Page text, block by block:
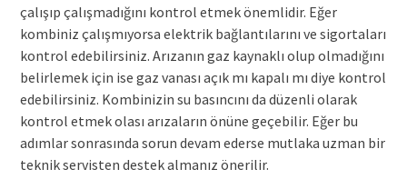
çalışıp çalışmadığını kontrol etmek önemlidir. Eğer
kombiniz çalışmıyorsa elektrik bağlantılarını ve sigortaları
kontrol edebilirsiniz. Arızanın gaz kaynaklı olup olmadığını
belirlemek için ise gaz vanası açık mı kapalı mı diye kontrol
edebilirsiniz. Kombinizin su basıncını da düzenli olarak
kontrol etmek olası arızaların önüne geçebilir. Eğer bu
adımlar sonrasında sorun devam ederse mutlaka uzman bir
teknik servisten destek almanız önerilir.